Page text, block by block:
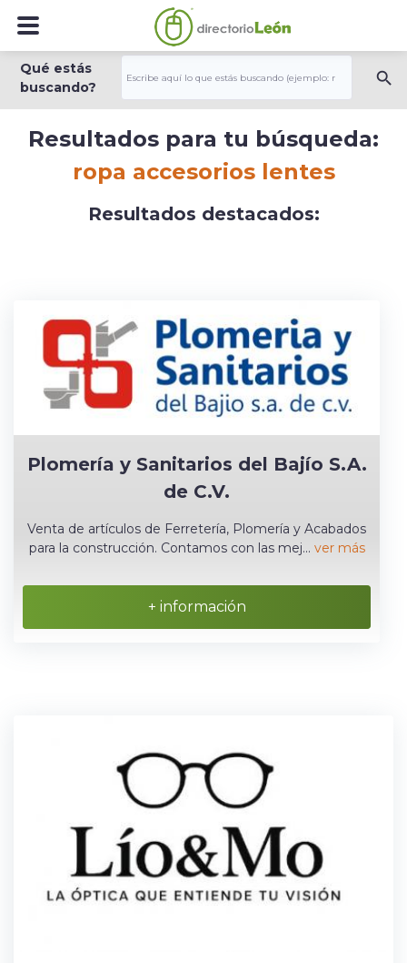
Qué estás
buscando?
Resultados para tu búsqueda:
ropa accesorios lentes
Resultados destacados:
Plomería y Sanitarios del Bajío S.A.
de C.V.
Venta de artículos de Ferretería, Plomería y Acabados
para la construcción. Contamos con las mej... ver más
+ información